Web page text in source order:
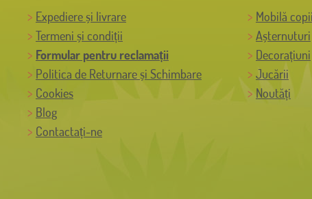
Expediere și livrare
Termeni și condiții
Formular pentru reclamații
Politica de Returnare și Schimbare
Cookies
Blog
Contactați-ne
Mobilă copii
Așternuturi
Decorațiuni
Jucării
Noutăți